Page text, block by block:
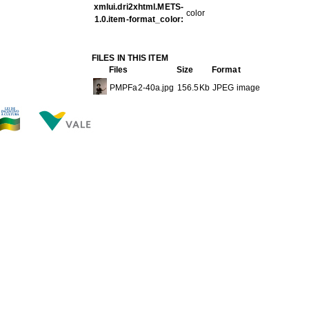
xmlui.dri2xhtml.METS-
1.0.item-format_color:
color
FILES IN THIS ITEM
Files
Size
Format
PMPFa2-40a.jpg 156.5Kb JPEG image